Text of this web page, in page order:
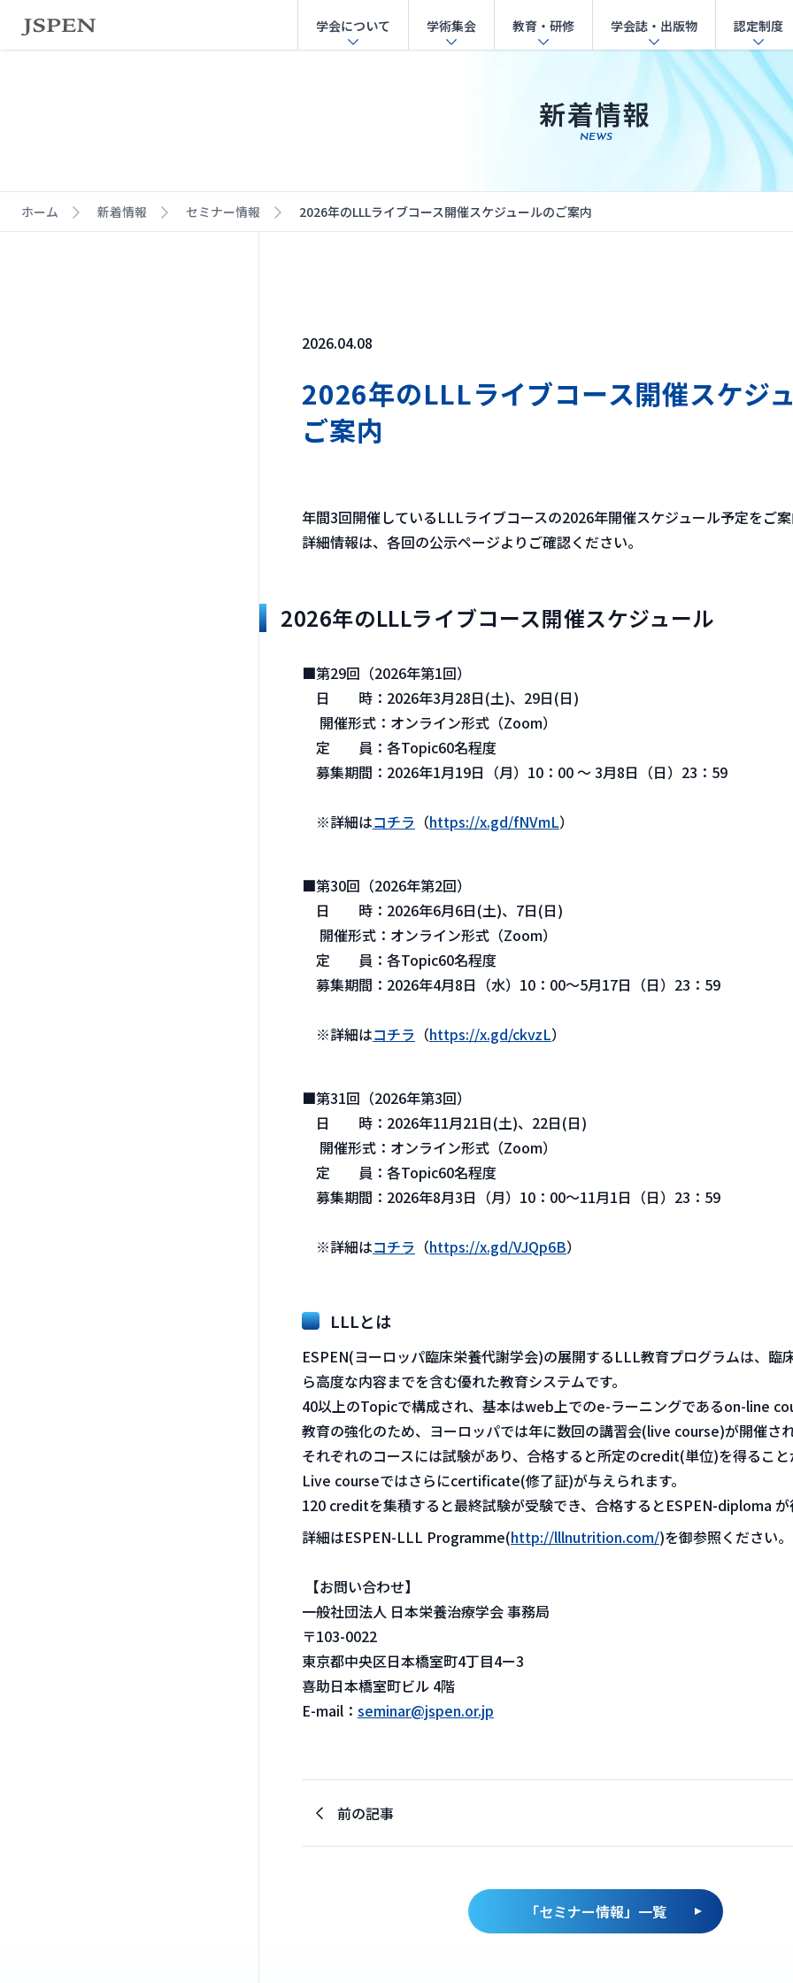
学会について 学術集会 教育・研修 学会誌・出版物 認定制度
新着情報
NEWS
ホーム 新着情報 セミナー情報 2026年のLLLライブコース開催スケジュールのご案内
2026.04.08
2026年のLLLライブコース開催スケジ
ご案内
年間3回開催しているLLLライブコースの2026年開催スケジュール予定をご案
詳細情報は、各回の公示ページよりご確認ください。
2026年のLLLライブコース開催スケジュール
■第29回（2026年第1回）
日 時：2026年3月28日(土)、29日(日)
開催形式：オンライン形式（Zoom）
定 員：各Topic60名程度
募集期間：2026年1月19日（月）10：00 ～ 3月8日（日）23：59
※詳細はコチラ （https://x.gd/fNVmL）
■第30回（2026年第2回）
日 時：2026年6月6日(土)、7日(日)
開催形式：オンライン形式（Zoom）
定 員：各Topic60名程度
募集期間：2026年4月8日（水）10：00～5月17日（日）23：59
※詳細はコチラ （https://x.gd/ckvzL）
■第31回（2026年第3回）
日 時：2026年11月21日(土)、22日(日)
開催形式：オンライン形式（Zoom）
定 員：各Topic60名程度
募集期間：2026年8月3日（月）10：00～11月1日（日）23：59
※詳細はコチラ （https://x.gd/VJQp6B）
LLLとは
ESPEN(ヨーロッパ臨床栄養代謝学会)の展開するLLL教育プログラムは、臨
ら高度な内容までを含む優れた教育システムです。
40以上のTopicで構成され、基本はweb上でのe-ラーニングであるon-line
教育の強化のため、ヨーロッパでは年に数回の講習会(live course)が開催され
それぞれのコースには試験があり、合格すると所定のcredit(単位)を得ること
Live courseではさらにcertificate(修了証)が与えられます。
120 creditを集積すると最終試験が受験でき、合格するとESPEN-diploma が
詳細はESPEN-LLL Programme(http://lllnutrition.com/)を御参照ください。
【お問い合わせ】
一般社団法人 日本栄養治療学会 事務局
〒103-0022
東京都中央区日本橋室町4丁目4ー3
喜助日本橋室町ビル 4階
E-mail： seminar@jspen.or.jp
前の記事
「セミナー情報」一覧